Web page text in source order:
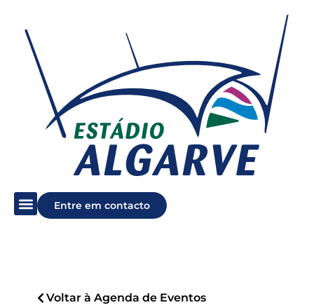
Entre em contacto
Voltar à Agenda de Eventos